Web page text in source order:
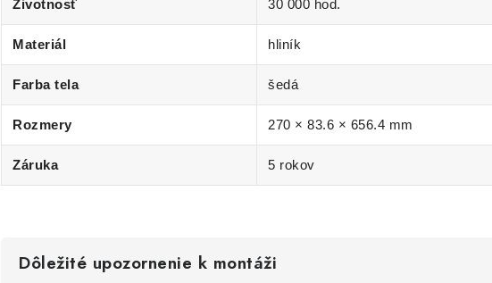
Životnosť 30 000 hod.
Materiál hliník
Farba tela šedá
Rozmery 270 × 83.6 × 656.4 mm
Záruka 5 rokov
Dôležité upozornenie k montáži